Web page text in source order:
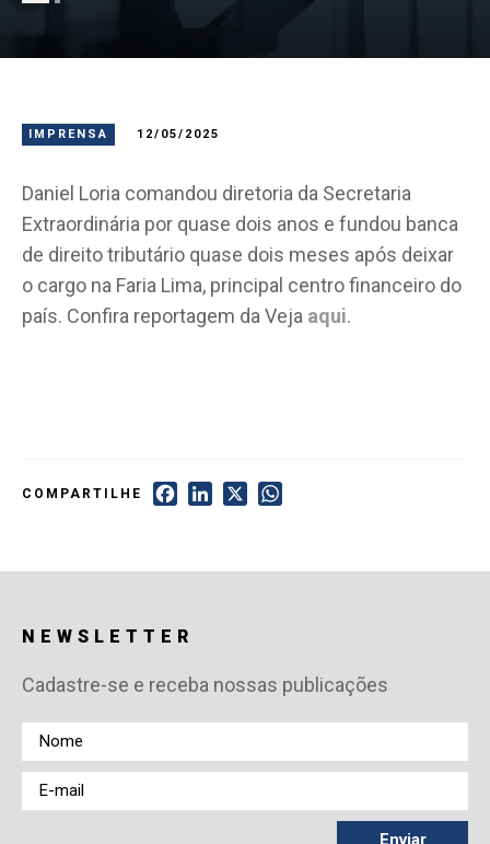
IMPRENSA 12/05/2025
Daniel Loria comandou diretoria da Secretaria
Extraordinária por quase dois anos e fundou banca
de direito tributário quase dois meses após deixar
o cargo na Faria Lima, principal centro financeiro do
país. Confira reportagem da Veja aqui.
COMPARTILHE FacebookLinkedIn
NEWSLETTER
Cadastre-se e receba nossas publicações